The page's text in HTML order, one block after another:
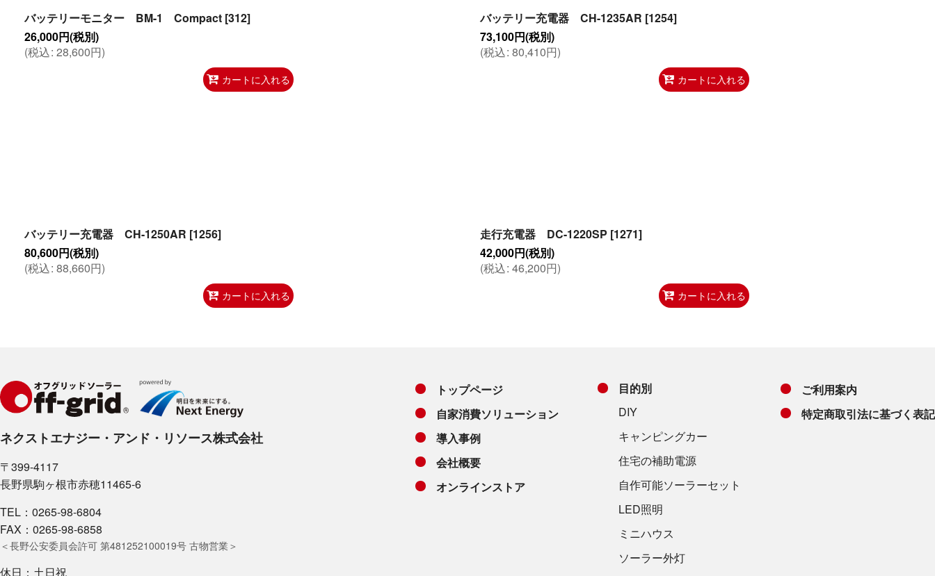
バッテリーモニター BM-1 Compact [312]
26,000円(税別)
(税込: 28,600円)
カートに入れる
バッテリー充電器 CH-1235AR [1254]
73,100円(税別)
(税込: 80,410円)
カートに入れる
バッテリー充電器 CH-1250AR [1256]
80,600円(税別)
(税込: 88,660円)
カートに入れる
走行充電器 DC-1220SP [1271]
42,000円(税別)
(税込: 46,200円)
カートに入れる
ネクストエナジー・アンド・リソース株式会社
〒399-4117
長野県駒ヶ根市赤穂11465-6
TEL：0265-98-6804
FAX：0265-98-6858
＜長野公安委員会許可 第481252100019号 古物営業＞
休日：土日祝
トップページ
自家消費ソリューション
導入事例
会社概要
オンラインストア
目的別
DIY
キャンピングカー
住宅の補助電源
自作可能ソーラーセット
LED照明
ミニハウス
ソーラー外灯
ご利用案内
特定商取引法に基づく表記